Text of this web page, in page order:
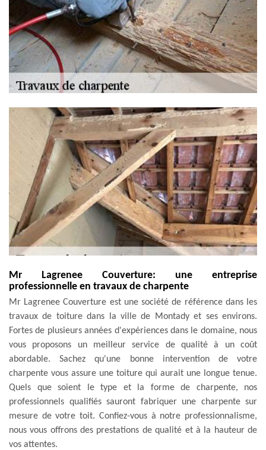
Mr Lagrenee Couverture: une entreprise
professionnelle en travaux de charpente
Mr Lagrenee Couverture est une société de référence dans les
travaux de toiture dans la ville de Montady et ses environs.
Fortes de plusieurs années d'expériences dans le domaine, nous
vous proposons un meilleur service de qualité à un coût
abordable. Sachez qu'une bonne intervention de votre
charpente vous assure une toiture qui aurait une longue tenue.
Quels que soient le type et la forme de charpente, nos
professionnels qualifiés sauront fabriquer une charpente sur
mesure de votre toit. Confiez-vous à notre professionnalisme,
nous vous offrons des prestations de qualité et à la hauteur de
vos attentes.